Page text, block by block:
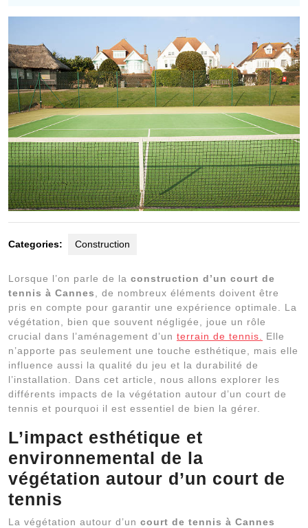
Categories: Construction
Lorsque l’on parle de la construction d’un court de
tennis à Cannes
, de nombreux éléments doivent être
pris en compte pour garantir une expérience optimale. La
végétation, bien que souvent négligée, joue un rôle
crucial dans l’aménagement d’un terrain de tennis.
Elle
n’apporte pas seulement une touche esthétique, mais elle
influence aussi la qualité du jeu et la durabilité de
l’installation. Dans cet article, nous allons explorer les
différents impacts de la végétation autour d’un court de
tennis et pourquoi il est essentiel de bien la gérer.
L’impact esthétique et
environnemental de la
végétation autour d’un court de
tennis
La végétation autour d’un court de tennis à Cannes